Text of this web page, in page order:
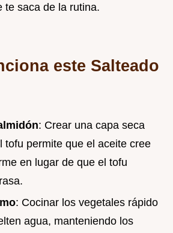
te saca de la rutina.
este Salteado
: Crear una capa seca
tofu permite que el aceite cree
en lugar de que el tofu
: Cocinar los vegetales rápido
agua, manteniendo los